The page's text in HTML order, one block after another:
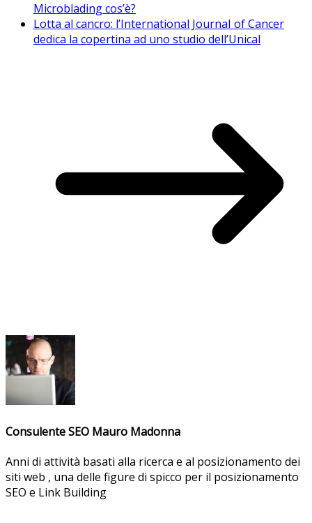
Microblading cos’è?
Lotta al cancro: l’International JournaI of Cancer
dedica la copertina ad uno studio dell’Unical
Consulente SEO Mauro Madonna
Anni di attività basati alla ricerca e al posizionamento dei
siti web , una delle figure di spicco per il posizionamento
SEO e Link Building